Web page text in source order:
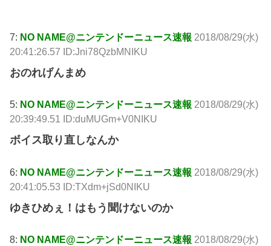
7: NO NAME@ニンテンドーニュース速報 2018/08/29(水)
20:41:26.57 ID:Jni78QzbMNIKU
おのれげんまめ
5: NO NAME@ニンテンドーニュース速報 2018/08/29(水)
20:39:49.51 ID:duMUGm+V0NIKU
ボイス取り直しなんか
6: NO NAME@ニンテンドーニュース速報 2018/08/29(水)
20:41:05.53 ID:TXdm+jSd0NIKU
ゆきひめぇ！はもう聞けないのか
8: NO NAME@ニンテンドーニュース速報 2018/08/29(水)